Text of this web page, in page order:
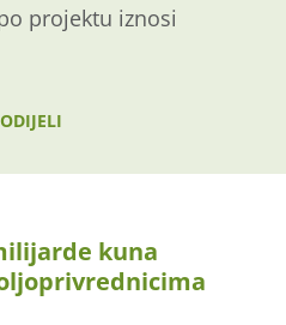
projektu iznosi
kuna